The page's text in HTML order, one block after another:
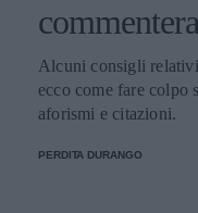
Alcuni consigli
ecco come fare colpo
aforismi e citazioni.
PERDITA DURANGO